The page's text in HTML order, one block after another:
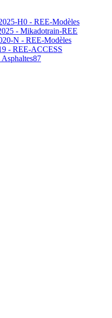
H0 - REE-Modèles
- Mikadotrain-REE
N - REE-Modèles
- REE-ACCESS
Asphaltes87